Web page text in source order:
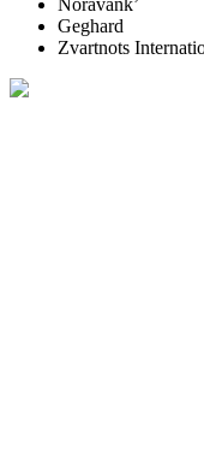
Noravank’
Geghard
Zvartnots